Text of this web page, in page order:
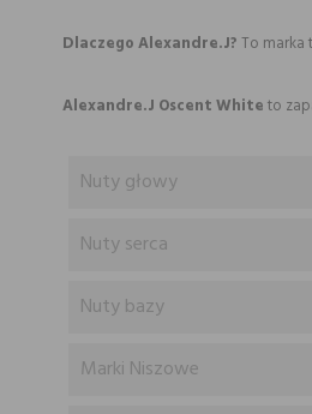
Dlaczego Alexandre.J?To marka
Alexandre.J Oscent Whiteto
Nuty głowy
Nuty serca
Nuty bazy
Marki Niszowe